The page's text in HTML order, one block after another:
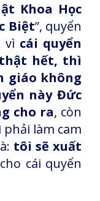
Khoa Học
Biệt”, quyển
vì cái quyển
hết, thì
giáo không
này Đức
cho ra, còn
làm cam
tôi sẽ xuất
cái quyển